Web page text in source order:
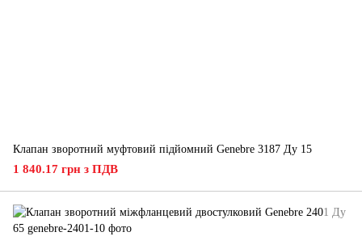
Клапан зворотний муфтовий підйомний Genebre 3187 Ду 15
1 840.17 грн з ПДВ